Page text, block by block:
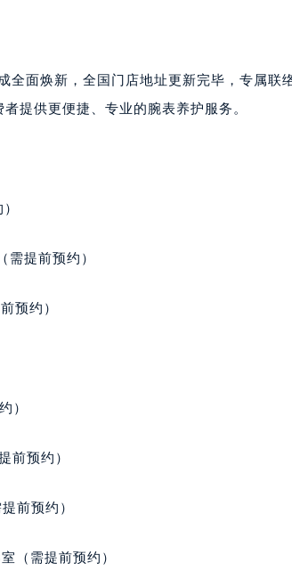
全面焕新，全国门店地址更新完毕，专属联
提供更便捷、专业的腕表养护服务。
提前预约）
预约）
）
前预约）
前预约）
（需提前预约）